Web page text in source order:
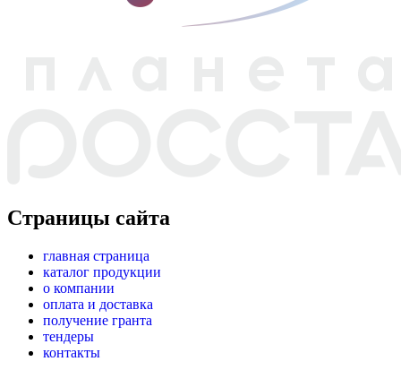
Страницы сайта
главная страница
каталог продукции
о компании
оплата и доставка
получение гранта
тендеры
контакты